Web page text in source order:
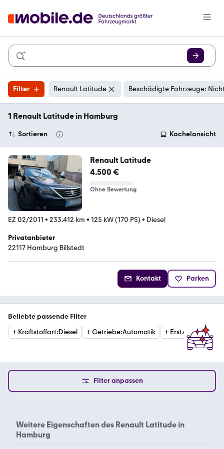
Filter Renault Latitude Beschädigte Fahrzeuge:
1 Renault Latitude in Hamburg
Sortieren Kachelansicht
Renault Latitude
4.500 €
Ohne Bewertung
EZ 02/2011 • 233.412 km • 125 kW (170 PS) • Diesel
Privatanbieter
22117 Hamburg Billstedt
Kontakt Parken
Beliebte passende Filter
+ Kraftstoffart:Diesel +Getriebe:Automatik + Erstzulassung
Filter anpassen
Weitere Eigenschaften des Renault Latitude in
Hamburg